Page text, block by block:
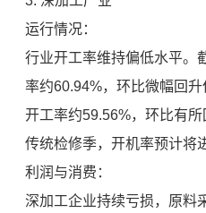
运行情况：
行业开工率维持偏低水平。
率约60.94%，环比微幅回
开工率约59.56%，环比有
传统检修季，开机率预计将
利润与消费：
深加工企业持续亏损，原料